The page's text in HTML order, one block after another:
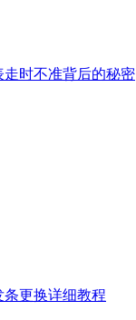
时不准背后的秘密
更换详细教程